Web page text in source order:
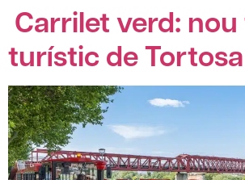
Carrilet verd:
turístic de Tortosa